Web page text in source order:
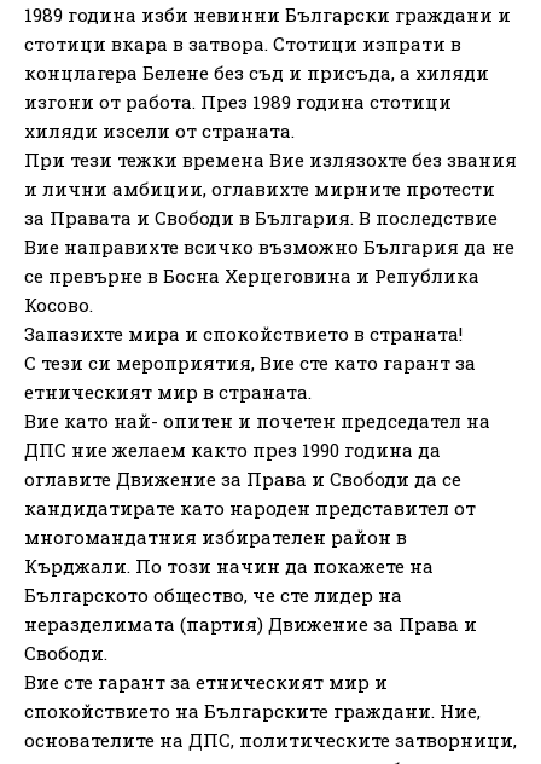
1989 година изби невинни Български граждани и
стотици вкара в затвора. Стотици изпрати в
концлагера Белене без съд и присъда, а хиляди
изгони от работа. През 1989 година стотици
хиляди изсели от страната.
При тези тежки времена Вие излязохте без звания
и лични амбиции, оглавихте мирните протести
за Правата и Свободи в България. В последствие
Вие направихте всичко възможно България да не
се превърне в Босна Херцеговина и Република
Косово.
Запазихте мира и спокойствието в страната!
С тези си мероприятия, Вие сте като гарант за
етническият мир в страната.
Вие като най- опитен и почетен председател на
ДПС ние желаем както през 1990 година да
оглавите Движение за Права и Свободи да се
кандидатирате като народен представител от
многомандатния избирателен район в
Кърджали. По този начин да покажете на
Българското общество, че сте лидер на
неразделимата (партия) Движение за Права и
Свободи.
Вие сте гарант за етническият мир и
спокойствието на Българските граждани. Ние,
основателите на ДПС, политическите затворници,